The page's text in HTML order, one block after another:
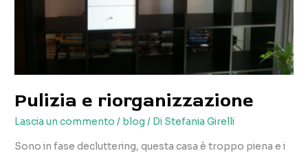
Pulizia e riorganizzazione
Lascia un commento / blog / Di Stefania Girelli
Sono in fase decluttering, questa casa è troppo piena e i